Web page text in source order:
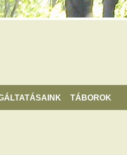
TÁBOROK